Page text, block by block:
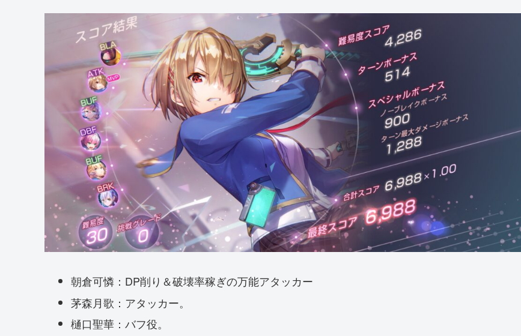
朝倉可憐：DP削り＆破壊率稼ぎの万能アタッカー
茅森月歌：アタッカー。
樋口聖華：バフ役。